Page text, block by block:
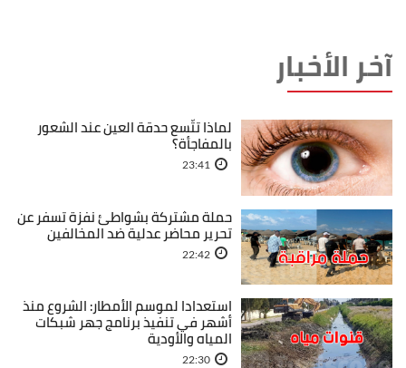
آخر الأخبار
لماذا تتّسع حدقة العين عند الشعور
بالمفاجأة؟
23:41
حملة مشتركة بشواطئ نفزة تسفر عن
تحرير محاضر عدلية ضد المخالفين
22:42
استعدادا لموسم الأمطار: الشروع منذ
أشهر في تنفيذ برنامج جهر شبكات
المياه والأودية
22:30